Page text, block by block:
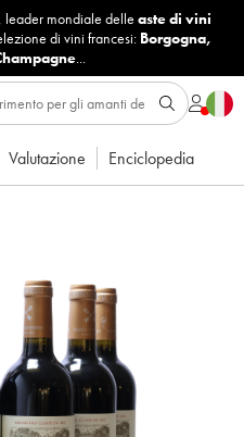
leader mondiale delle aste di vini
di vini francesi: Borgogna,
...
Valutazione Enciclopedia